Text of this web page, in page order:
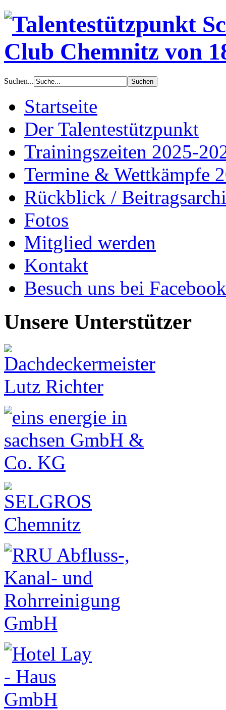
Suchen...
Startseite
Der Talentestützpunkt
Trainingszeiten 2025-
Termine & Wettkämpfe
Rückblick /
Fotos
Mitglied werden
Kontakt
Besuch uns bei Facebook
Unsere Unterstützer